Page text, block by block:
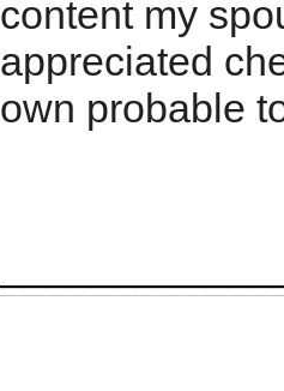
content my
appreciated
own probable